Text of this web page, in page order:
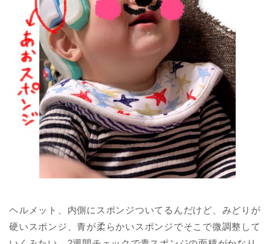
ヘルメット、内側にスポンジついてるんだけど、みどりが
硬いスポンジ、青が柔らかいスポンジでそこで微調整して